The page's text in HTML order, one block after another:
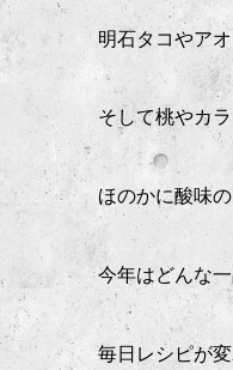
明石タコやアオ
そして桃やカ
ほのかに酸味
今年はどんな
毎日レシピが